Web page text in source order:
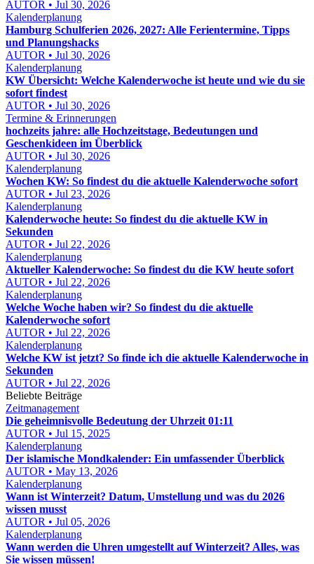
AUTOR • Jul 30, 2026
Kalenderplanung
Hamburg Schulferien 2026, 2027: Alle Ferientermine, Tipps
und Planungshacks
AUTOR • Jul 30, 2026
Kalenderplanung
KW Übersicht: Welche Kalenderwoche ist heute und wie du sie
sofort findest
AUTOR • Jul 30, 2026
Termine & Erinnerungen
hochzeits jahre: alle Hochzeitstage, Bedeutungen und
Geschenkideen im Überblick
AUTOR • Jul 30, 2026
Kalenderplanung
Wochen KW: So findest du die aktuelle Kalenderwoche sofort
AUTOR • Jul 23, 2026
Kalenderplanung
Kalenderwoche heute: So findest du die aktuelle KW in
Sekunden
AUTOR • Jul 22, 2026
Kalenderplanung
Aktueller Kalenderwoche: So findest du die KW heute sofort
AUTOR • Jul 22, 2026
Kalenderplanung
Welche Woche haben wir? So findest du die aktuelle
Kalenderwoche sofort
AUTOR • Jul 22, 2026
Kalenderplanung
Welche KW ist jetzt? So finde ich die aktuelle Kalenderwoche in
Sekunden
AUTOR • Jul 22, 2026
Beliebte Beiträge
Zeitmanagement
Die geheimnisvolle Bedeutung der Uhrzeit 01:11
AUTOR • Jul 15, 2025
Kalenderplanung
Der islamische Mondkalender: Ein umfassender Überblick
AUTOR • May 13, 2026
Kalenderplanung
Wann ist Winterzeit? Datum, Umstellung und was du 2026
wissen musst
AUTOR • Jul 05, 2026
Kalenderplanung
Wann werden die Uhren umgestellt auf Winterzeit? Alles, was
Sie wissen müssen!